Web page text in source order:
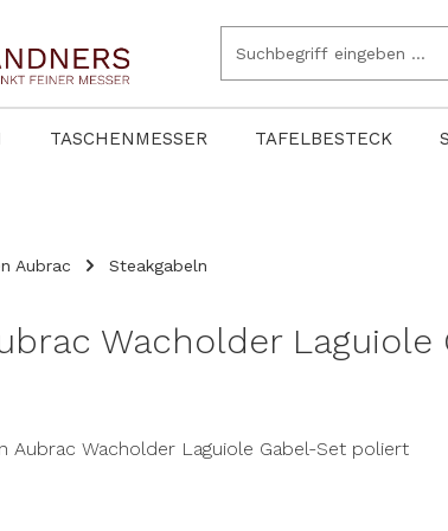
springen
TASCHENMESSER TAFELBESTECK
Aubrac Steakgabeln
Wacholder